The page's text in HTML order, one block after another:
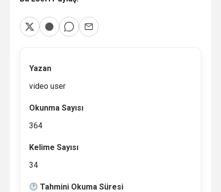
Yazan
video user
Okunma Sayısı
364
Kelime Sayısı
34
Tahmini Okuma Süresi